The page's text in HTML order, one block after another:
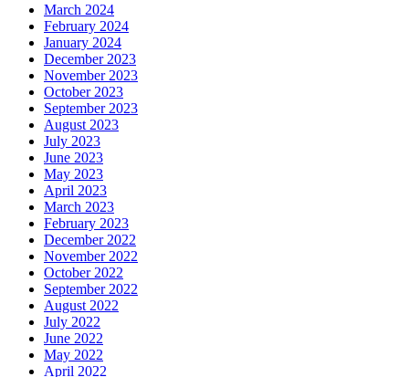
March 2024
February 2024
January 2024
December 2023
November 2023
October 2023
September 2023
August 2023
July 2023
June 2023
May 2023
April 2023
March 2023
February 2023
December 2022
November 2022
October 2022
September 2022
August 2022
July 2022
June 2022
May 2022
April 2022